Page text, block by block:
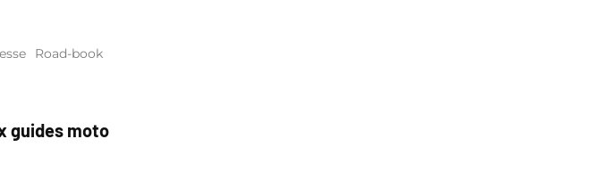
Road-book
guides moto